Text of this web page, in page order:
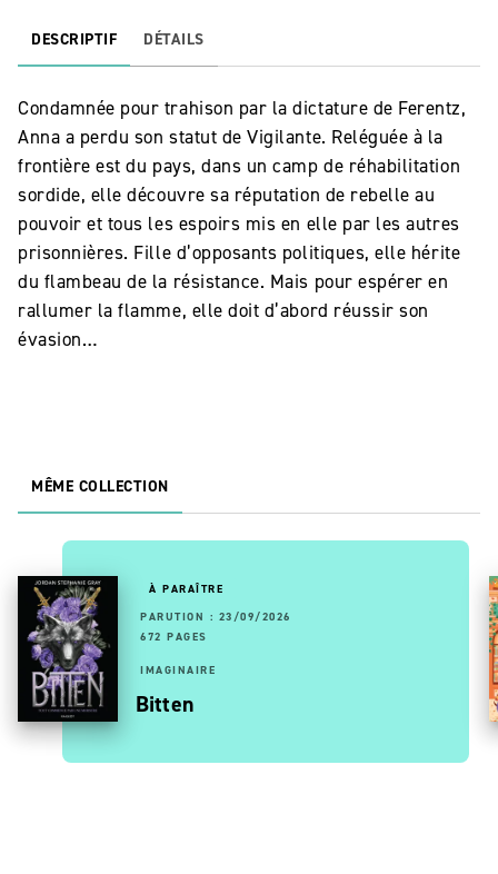
DESCRIPTIF DÉTAILS
Condamnée pour trahison par la dictature de Ferentz,
Anna a perdu son statut de Vigilante. Reléguée à la
frontière est du pays, dans un camp de réhabilitation
sordide, elle découvre sa réputation de rebelle au
pouvoir et tous les espoirs mis en elle par les autres
prisonnières. Fille d’opposants politiques, elle hérite
du flambeau de la résistance. Mais pour espérer en
rallumer la flamme, elle doit d’abord réussir son
évasion…
MÊME COLLECTION
À PARAÎTRE
PARUTION : 23/09/2026
672 PAGES
IMAGINAIRE
Bitten